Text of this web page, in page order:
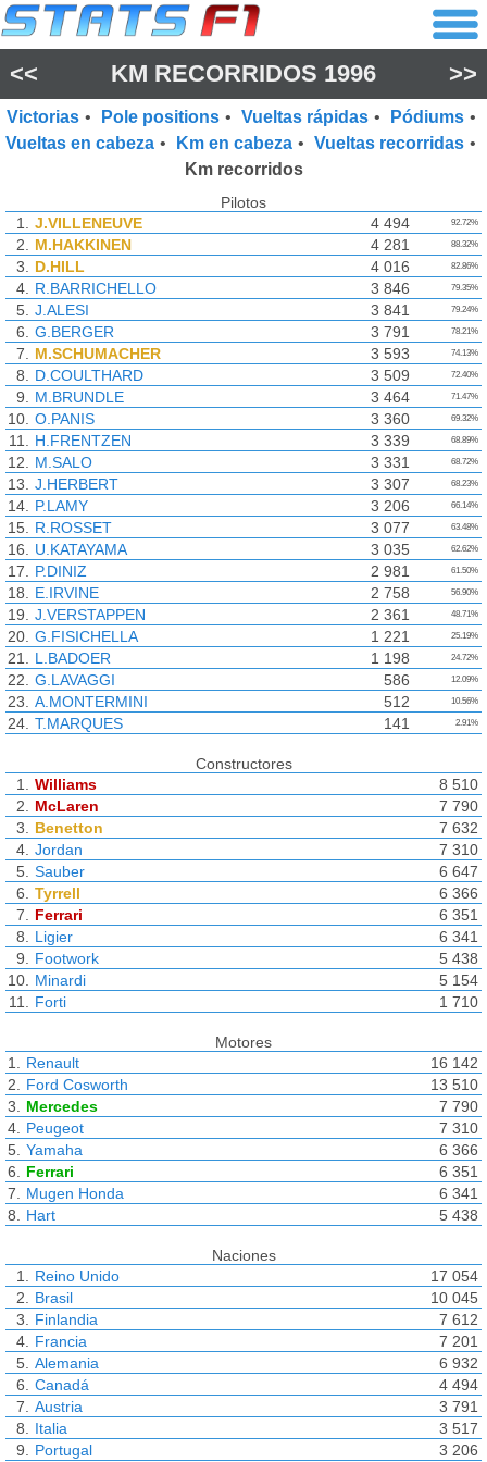
<< KM RECORRIDOS 1996 >>
Victorias • Pole positions • Vueltas rápidas • Pódiums •
Vueltas en cabeza • Km en cabeza • Vueltas recorridas •
Km recorridos
Pilotos
1.
J.VILLENEUVE 4 494 92.72%
2. M.HAKKINEN 4 281 88.32%
3. D.HILL 4 016 82.86%
4. R.BARRICHELLO 3 846 79.35%
5. J.ALESI 3 841 79.24%
6. G.BERGER 3 791 78.21%
7. M.SCHUMACHER 3 593 74.13%
8. D.COULTHARD 3 509 72.40%
9. M.BRUNDLE 3 464 71.47%
10. O.PANIS 3 360 69.32%
11. H.FRENTZEN 3 339 68.89%
12. M.SALO 3 331 68.72%
13. J.HERBERT 3 307 68.23%
14. P.LAMY 3 206 66.14%
15. R.ROSSET 3 077 63.48%
16. U.KATAYAMA 3 035 62.62%
17. P.DINIZ 2 981 61.50%
18. E.IRVINE 2 758 56.90%
19. J.VERSTAPPEN 2 361 48.71%
20. G.FISICHELLA 1 221 25.19%
21. L.BADOER 1 198 24.72%
22. G.LAVAGGI 586 12.09%
23. A.MONTERMINI 512 10.56%
24. T.MARQUES 141 2.91%
Constructores
1.
Williams
8 510
2.
McLaren
7 790
3.
Benetton
7 632
4. Jordan
7 310
5. Sauber
6 647
6.
Tyrrell
6 366
7.
Ferrari
6 351
8.
Ligier
6 341
9.
Footwork
5 438
10.
Minardi
5 154
11.
Forti 1 710
Motores
1.
Renault
16 142
2.
Ford Cosworth
13 510
3.
Mercedes
7 790
4.
Peugeot
7 310
5. Yamaha
6 366
6.
Ferrari
6 351
7.
Mugen Honda
6 341
8.
Hart 5 438
Naciones
1.
Reino Unido
17 054
2.
Brasil
10 045
3.
Finlandia
7 612
4.
Francia
7 201
5. Alemania
6 932
6.
Canadá
4 494
7.
Austria
3 791
8.
Italia
3 517
9.
Portugal 3 206